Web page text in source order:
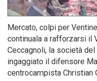
Mercato, colpi per
continuala a rafforzarsi il
Ceccagnoli, la società
ingaggiato il difensore
centrocampista Christian